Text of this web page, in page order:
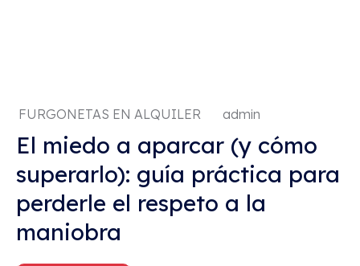
FURGONETAS EN ALQUILER admin
El miedo a aparcar (y cómo
superarlo): guía práctica para
perderle el respeto a la
maniobra